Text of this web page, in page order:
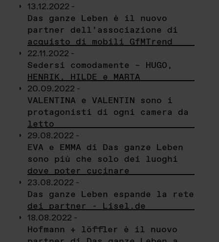
13.12.2022 -
Das ganze Leben è il nuovo
partner dell’associazione di
acquisto di mobili GfMTrend
22.11.2022 -
Sedersi comodamente – HUGO,
HENRIK, HILDE e MARTA
20.09.2022 -
VALENTINA e VALENTIN sono i
protagonisti di ogni camera da
letto
29.08.2022 -
EVA e EMMA di Das ganze Leben
sono più che solo dei luoghi
dove poter cucinare
23.08.2022 -
Das ganze Leben espande la rete
dei partner - Lisel.de
18.08.2022 -
Hofmann + löffler è il nuovo